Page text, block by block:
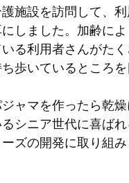
施設を訪問して、
しました。加齢に
る利用者さんがた
歩いているところを
ャマを作ったら乾
シニア世代に喜ば
ズの開発に取り組み